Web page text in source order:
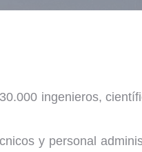
ingenieros,
y personal